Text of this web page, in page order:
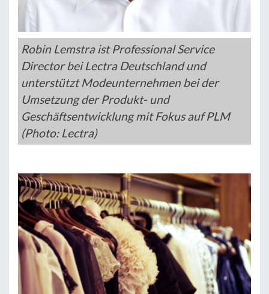
Robin Lemstra ist Professional Service
Director bei Lectra Deutschland und
unterstützt Modeunternehmen bei der
Umsetzung der Produkt- und
Geschäftsentwicklung mit Fokus auf PLM
(Photo: Lectra)